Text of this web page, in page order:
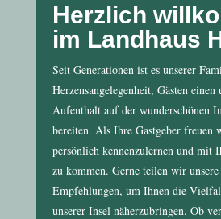
Herzlich
im Landhaus
Seit Generationen ist es unserer
Herzensangelegenheit, Gästen einen
Aufenthalt auf der wunderschönen
bereiten. Als Ihre Gastgeber freuen
persönlich kennenzulernen und mit
zu kommen. Gerne teilen wir
Empfehlungen, um Ihnen die
unserer Insel näherzubringen. Ob